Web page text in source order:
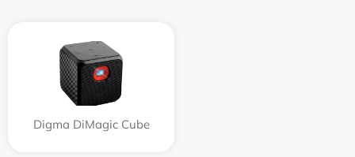
Digma DiMagic Cube